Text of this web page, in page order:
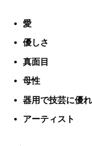
愛
優しさ
真面目
母性
器用で技芸に優
アーティスト